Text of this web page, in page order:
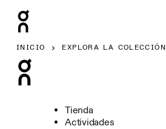
INICIO EXPLORA LA COLECCIÓN
Tienda
Actividades